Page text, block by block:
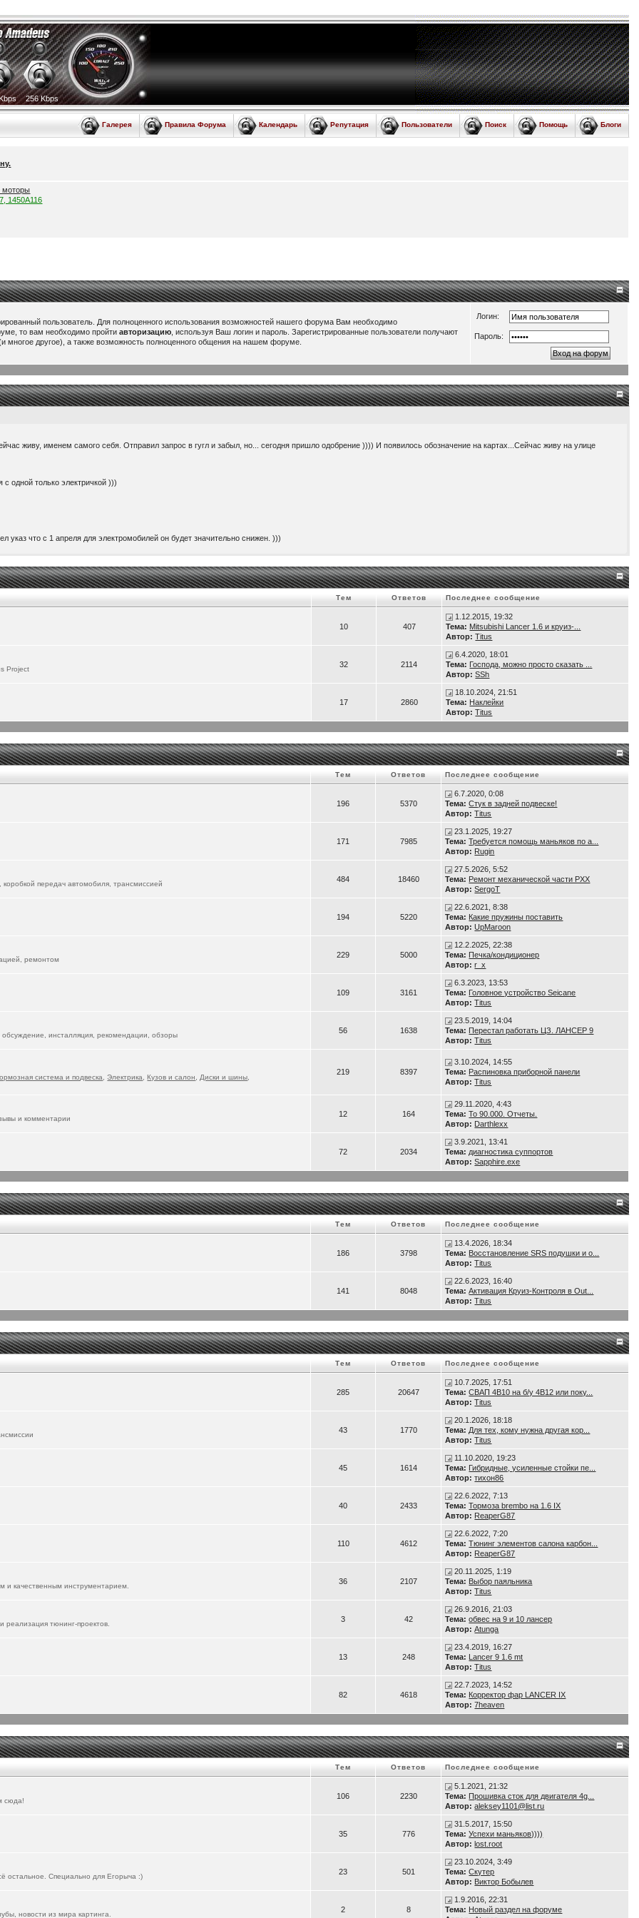
256 Kbps
Блоги
Помощь
Поиск
Пользователи
Репутация
Календарь
Правила Форума
Галерея
моторы
1450A116
пользователь. Для полноценного использования возможностей нашего форума Вам необходимо
то вам необходимо пройтиавторизацию , используя Ваш логин и пароль. Зарегистрированные пользователи получают
многое другое), а также возможность полноценного общения на нашем форуме.
Логин:
Пароль:
живу, именем самого себя. Отправил запрос в гугл и забыл, но... сегодня пришло одобрение )))) И появилось обозначение на картах...Сейчас живу на улице
одной только электричкой )))
указ что с 1 апреля для электромобилей он будет значительно снижен. )))
china/...rtPurpose=USAGE
интересно думаю
изучать и управление со смартфона...
скоро разберусь со всемии возможностями... Там столько всего понапихано...
06-ev/
его в городе. А я пока катаюсь на ФЫЧ, но жду прибытия новой электрички...
другие автомобили в форум "вживлять"
Тем Ответов Последнее сообщение
10 407
1.12.2015, 19:32
Тема: Mitsubishi Lancer 1.6 и круиз-...
Автор: Titus
Project
32 2114
6.4.2020, 18:01
Тема: Господа, можно просто сказать ...
Автор: SSh
17 2860
18.10.2024, 21:51
Тема: Наклейки
Автор: Titus
Тем Ответов Последнее сообщение
196 5370
6.7.2020, 0:08
Тема: Стук в задней подвеске!
Автор: Titus
171 7985
23.1.2025, 19:27
Тема: Требуется помощь маньяков по а...
Автор: Rugin
передач автомобиля, трансмиссией
484 18460
27.5.2026, 5:52
Тема: Ремонт механической части РХХ
Автор: SergoT
194 5220
22.6.2021, 8:38
Тема: Какие пружины поставить
Автор: UpMaroon
ремонтом
229 5000
12.2.2025, 22:38
Тема: Печка/кондиционер
Автор: r_x
109 3161
6.3.2023, 13:53
Тема: Головное устройство Seicane
Автор: Titus
инсталляция, рекомендации, обзоры
56 1638
23.5.2019, 14:04
Тема: Перестал работать ЦЗ. ЛАНСЕР 9
Автор: Titus
система и подвеска ,Электрика ,Кузов и салон Диски и шины
219 8397
3.10.2024, 14:55
Тема: Распиновка приборной панели
Автор: Titus
и комментарии
12 164
29.11.2020, 4:43
Тема: То 90.000. Отчеты.
Автор: Darthlexx
72 2034
3.9.2021, 13:41
Тема: диагностика суппортов
Автор: Sapphire.exe
Тем Ответов Последнее сообщение
186 3798
13.4.2026, 18:34
Тема: Восстановление SRS подушки и о...
Автор: Titus
141 8048
22.6.2023, 16:40
Тема: Активация Круиз-Контроля в Out...
Автор: Titus
Тем Ответов Последнее сообщение
285 20647
10.7.2025, 17:51
Тема: СВАП 4B10 на б/у 4B12 или поку...
Автор: Titus
43 1770
20.1.2026, 18:18
Тема: Для тех, кому нужна другая кор...
Автор: Titus
45 1614
11.10.2020, 19:23
Тема: Гибридные, усиленные стойки пе...
Автор: тихон86
40 2433
22.6.2022, 7:13
Тема: Тормоза brembo на 1.6 IX
Автор: ReaperG87
110 4612
22.6.2022, 7:20
Тема: Тюнинг элементов салона карбон...
Автор: ReaperG87
и качественным инструментарием.
36 2107
20.11.2025, 1:19
Тема: Выбор паяльника
Автор: Titus
реализация тюнинг-проектов.
3 42
26.9.2016, 21:03
Тема: обвес на 9 и 10 лансер
Автор: Atunga
13 248
23.4.2019, 16:27
Тема: Lancer 9 1.6 mt
Автор: Titus
82 4618
22.7.2023, 14:52
Тема: Корректор фар LANCER IX
Автор: 7heaven
Тем Ответов Последнее сообщение
сюда!
106 2230
5.1.2021, 21:32
Тема: Прошивка сток для двигателя 4g...
Автор: aleksey1101@list.ru
35 776
31.5.2017, 15:50
Тема: Успехи маньяков))))
Автор: lost.root
остальное. Специально для Егорыча :)
23 501
23.10.2024, 3:49
Тема: Скутер
Автор: Виктор Бобылев
новости из мира картинга.
2 8
1.9.2016, 22:31
Тема: Новый раздел на форуме